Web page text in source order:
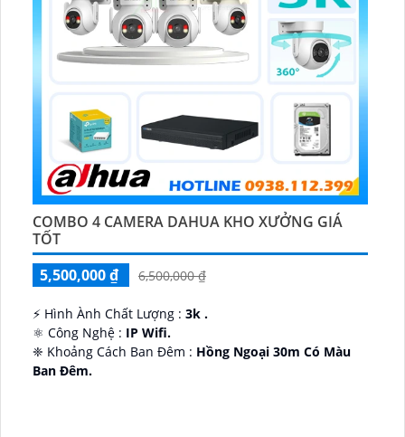
COMBO 4 CAMERA DAHUA KHO XƯỞNG GIÁ
TỐT
5,500,000 ₫
6,500,000 ₫
️⚡ Hình Ành Chất Lượng : 3k .
⚛️ Công Nghệ : IP Wifi.
❈ Khoảng Cách Ban Đêm : Hồng Ngoại 30m Có Màu
Ban Ðêm.